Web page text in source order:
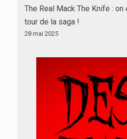
The Real Mack The Knife :
tour de la saga !
28 mai 2025